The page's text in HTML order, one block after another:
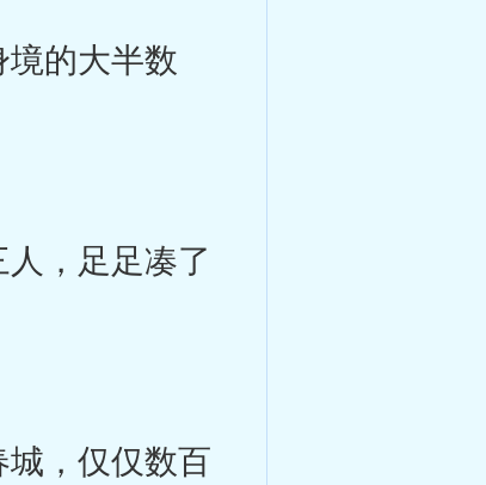
的大半数
，足足凑了
，仅仅数百